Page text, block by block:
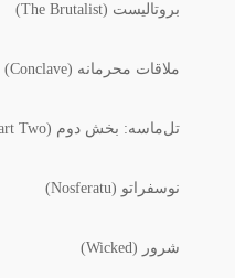
بروتالیست (The Brutalist)
ملاقات محرمانه (Conclave)
تل‌ماسه: بخش دوم (Dune: Part Two)
نوسفراتو (Nosferatu)
شرور (Wicked)